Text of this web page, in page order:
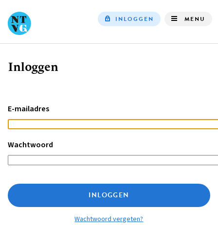
INLOGGEN MENU
Kruimelpad
Inloggen
E-mailadres
Wachtwoord
INLOGGEN
Wachtwoord vergeten?